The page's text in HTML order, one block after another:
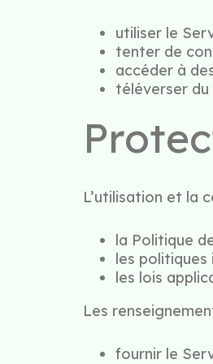
utiliser le
tenter de
accéder à
téléverser
L’utilisation et la
la Politique
les politiques
les lois
Les
fournir le